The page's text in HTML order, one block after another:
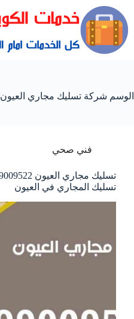
الوسم شركة تسليك مجاري العيون
فني صحي
تسليك المجاري في العيون